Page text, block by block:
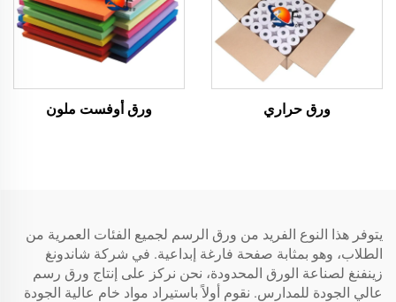
ورق حراري ورق أوفست ملون
يتوفر هذا النوع الفريد من ورق الرسم لجميع الفئات العمرية من
الطلاب، وهو بمثابة صفحة فارغة إبداعية. في شركة شاندونغ
زينفنغ لصناعة الورق المحدودة، نحن نركز على إنتاج ورق رسم
عالي الجودة للمدارس. نقوم أولاً باستيراد مواد خام عالية الجودة